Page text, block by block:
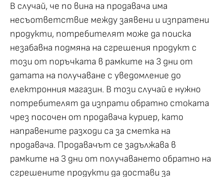
В случай, че по вина на продавача има
несъответствие между заявени и изпратени
продукти, потребителят може да поиска
незабавна подмяна на сгрешения продукт с
този от поръчката в рамките на 3 дни от
датата на получаване с уведомление до
електронния магазин. В този случай е нужно
потребителят да изпрати обратно стоката
чрез посочен от продавача куриер, като
направените разходи са за сметка на
продавача. Продавачът се задължава в
рамките на 3 дни от получаването обратно на
сгрешените продукти да достави за